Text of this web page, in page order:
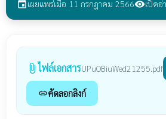
eventเผยแพร่เมื่อ 11 กรกฎาคม 2566visibilityเปิดอ่
attach_file ไฟล์เอกสารUPuOBiuWed21255.pdf
linkคัดลอกลิงก์